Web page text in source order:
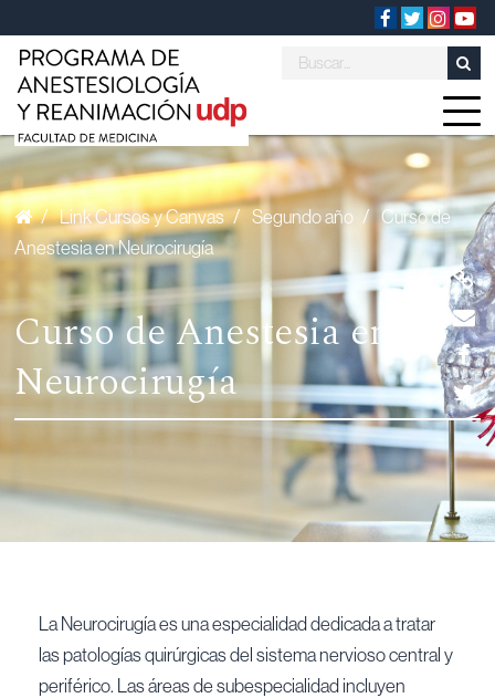
/ Link Cursos y Canvas / Segundo año / Curso de
Anestesia en Neurocirugía
Curso de Anestesia en
Neurocirugía
La Neurocirugía es una especialidad dedicada a tratar
las patologías quirúrgicas del sistema nervioso central y
periférico. Las áreas de subespecialidad incluyen